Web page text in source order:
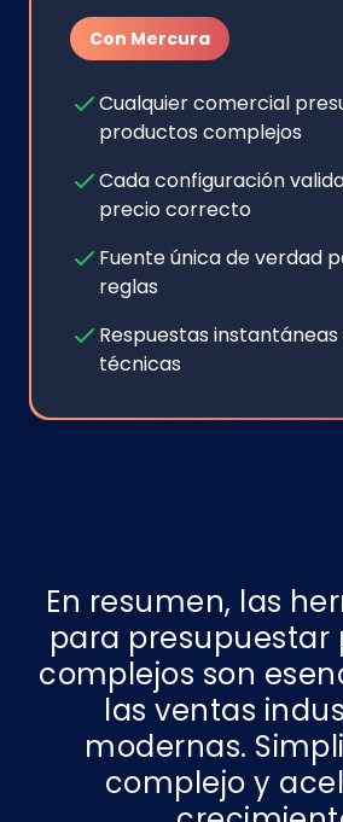
Con Mercura
Cualquier comercial
productos complejos
Cada configuración
precio correcto
Fuente única de verdad
reglas
Respuestas
técnicas
En resumen, las
para presupuestar
complejos son
las ventas
modernas.
complejo y